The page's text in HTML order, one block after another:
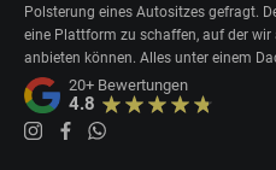
Polsterung eines Autositzes gefragt.
eine Plattform zu schaffen, auf der
anbieten können. Alles unter einem
20+ Bewertungen
4.8